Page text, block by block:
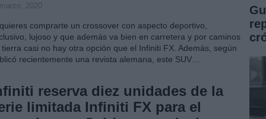
2020
comprarte un crossover con aspecto deportivo,
lujoso y que además va bien en carretera y por caminos
tierra casi no hay otra opción que el Infiniti FX. Además, según
recientemente una revista alemana, este SUV…
reserva diez unidades de la
limitada Infiniti FX para el